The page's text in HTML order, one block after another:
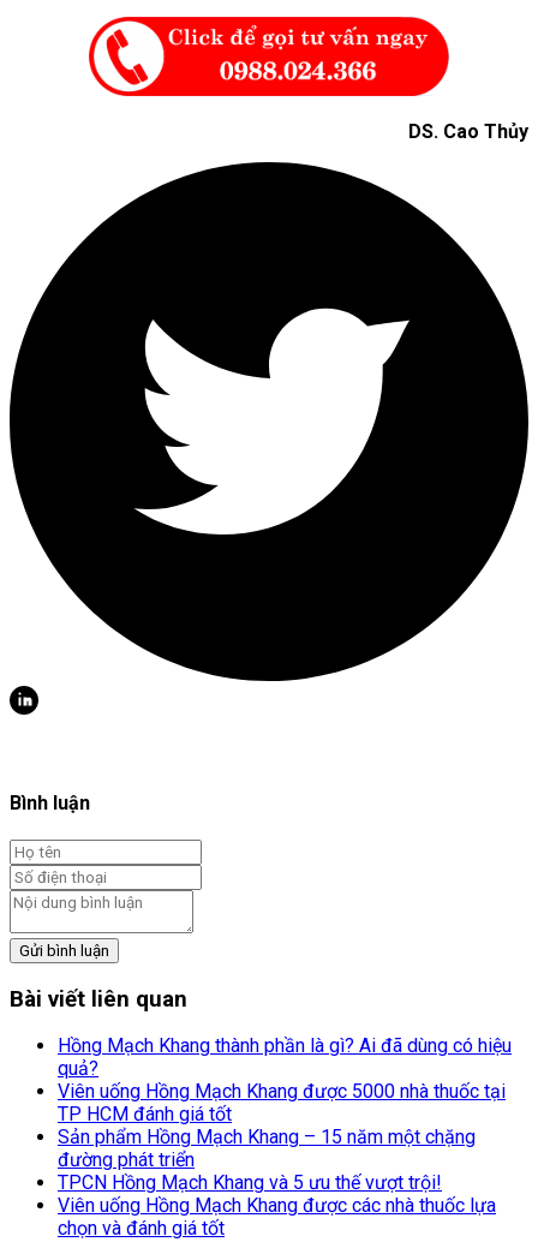
DS. Cao Thủy
Bình luận
Gửi bình luận
Bài viết liên quan
Hồng Mạch Khang thành phần là gì? Ai đã dùng có hiệu
quả?
Viên uống Hồng Mạch Khang được 5000 nhà thuốc tại
TP HCM đánh giá tốt
Sản phẩm Hồng Mạch Khang – 15 năm một chặng
đường phát triển
TPCN Hồng Mạch Khang và 5 ưu thế vượt trội!
Viên uống Hồng Mạch Khang được các nhà thuốc lựa
chọn và đánh giá tốt